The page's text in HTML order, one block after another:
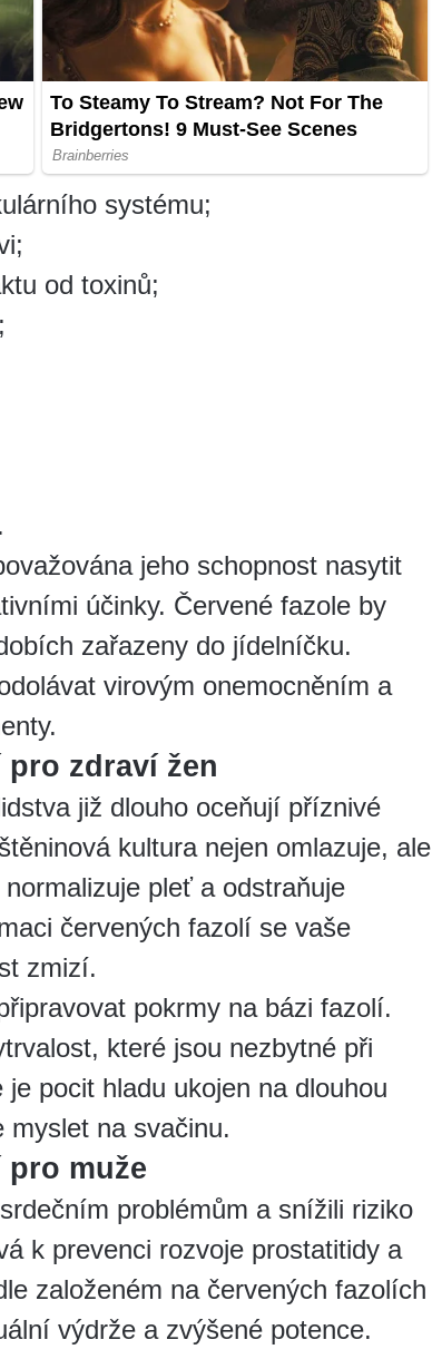
systému;
od toxinů;
jeho schopnost nasytit
účinky. Červené fazole by
zařazeny do jídelníčku.
virovým onemocněním a
zdraví žen
již dlouho oceňují příznivé
kultura nejen omlazuje, ale
pleť a odstraňuje
červených fazolí se vaše
zmizí.
pokrmy na bázi fazolí.
které jsou nezbytné při
pocit hladu ukojen na dlouhou
myslet na svačinu.
muže
problémům a snížili riziko
k prevenci rozvoje prostatitidy a
založeném na červených fazolích
výdrže a zvýšené potence.